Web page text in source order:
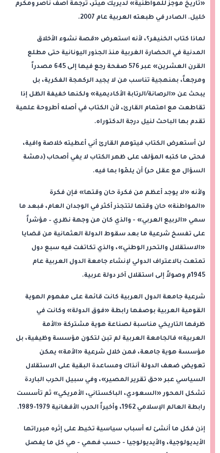
«تاريخ موجز للمواطنية» لديريك هيتر، ترجمة آصف ناصر ومكرم
خليل. الصادر في طبعته العربية عام 2007.
لماذا كتاب الخنيفر؟، لأنه استعرض «قصة نشوء الأخلاق
المدنية في الحضارة الغربية منذ الجذور اليونانية حتى مطلع
القرن العشرين» عبر 576 صفحة رجع فيها إلى 645 مصدراً
ومرجعاً، بمنهجية تناسب من لا يجيد الركمجة الفكرية، بل
يبحث عن «الرصانة/الرتابة الأكاديمية» ولكنها خفيفة الظل إذا
تقاطعت مع اهتمام القارئ، لأن الكتاب في أصله أطروحة علمية
تقدم بها الباحث لنيل درجة الدكتوراه.
لن أستعرض الكتاب فيتوهم القارئ أني أعطيته خلاصة وافية،
فحتى ما كتبه المؤلف على ظهر الكتاب لا يفي أصحاب (دهشة
السؤال مع عقل حر) أن يلمّوا بما فيه.
ولأنه «لا يوجد أعظم من فكرة حان وقتها» فإن فكرة
«المواطنة» حان وقتها لتتجذر أكثر في الوجدان العام، فبعد ما
سمي «الربيع العربي» - والذي كان من وجهة نظري – مؤشراً
على تفسخ شرعية ما بعد سقوط الدولة العثمانية من قضايا
«الاستقلال والتحرر الوطني»، والذي تكاتفت فيه سبع دول
تمتعت بالاعتراف الدولي لإنشاء جامعة الدول العربية عام
1945م وصولاً إلى استقلال آخر دولة عربية.
شرعية جامعة الدول العربية كانت قائمة على مفهوم الهوية
القومية العربية بوصفها رابطة «فوق الدولة» وكانت في
ظرفها التاريخي مناسبة لصناعة هوية مشتركة «الأمة
العربية» فالجامعة العربية لم تبن لتكون مؤسسة وظيفية، بل
مؤسسة هوية جامعة، فمن خلال شرعية «الأمة» يمكن
تعويض ضعف الدولة آنذاك ومساعدة البقية على الاستقلال
السياسي عبر «حق تقرير المصير»، وفي سبيل الحرب الباردة
تشكل المحور «السعودي، الباكستاني، الأمريكي» ثم تأسست
رابطة العالم الإسلامي 1962، وأخيراً الحرب الأفغانية 1979-1989.
إذن فكل ما أنشئ له أسباب سياسية تخيط على إثره مبرراتها
الأيديولوجية، والأيديولوجيا - حسب فهمي - هي كل ما يفصل